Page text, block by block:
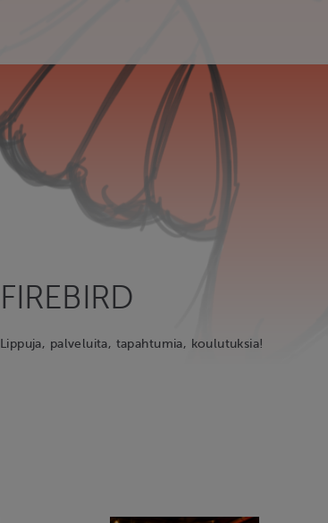
FIREBIRD
Lippuja, palveluita, tapahtumia, koulutuksia!